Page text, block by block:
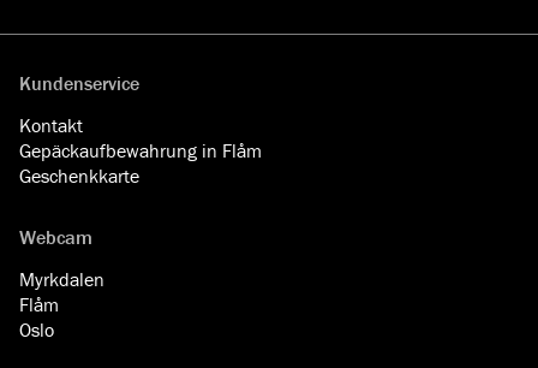
Kundenservice
Kontakt
Gepäckaufbewahrung in Flåm
Geschenkkarte
Webcam
Myrkdalen
Flåm
Oslo